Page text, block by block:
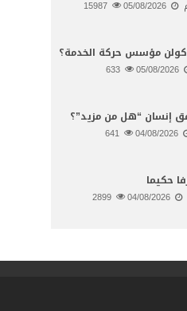
05/08/2026
مؤسس حركة الخدمة؟
05/08/2026
إنسان “هل من مزيد”؟
04/08/2026
حكيما
04/08/2026